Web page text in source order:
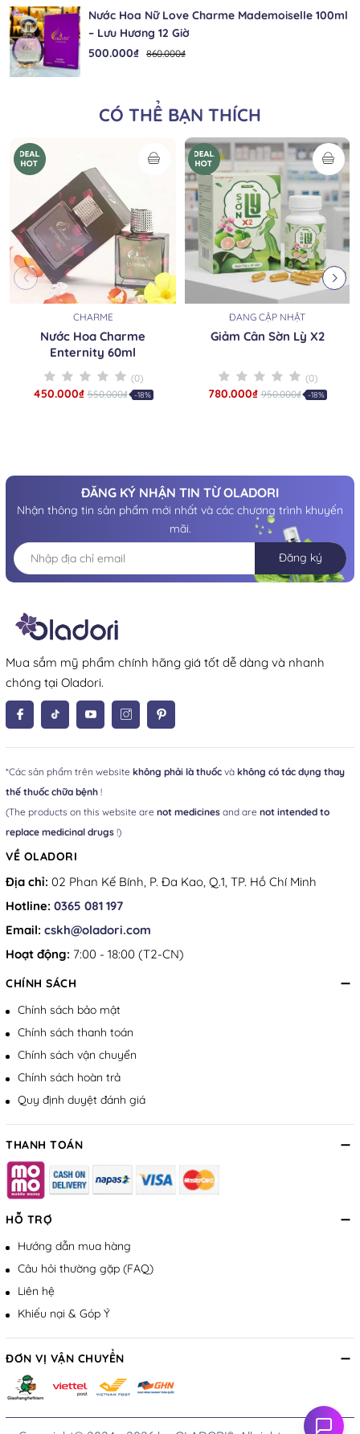
Nước Hoa Nữ Love Charme Mademoiselle 100ml
– Lưu Hương 12 Giờ
500.000₫ 860.000₫
CÓ THỂ BẠN THÍCH
CHARME
Nước Hoa Charme
Enternity 60ml
(0)
450.000₫ 550.000₫ -18%
ĐANG CẬP NHẬT
Giảm Cân Sờn Lỳ X2
(0)
780.000₫ 950.000₫ -18%
ĐĂNG KÝ NHẬN TIN TỪ OLADORI
Nhận thông tin sản phẩm mới nhất và các chương trình khuyến
mãi.
Đăng ký
Mua sắm mỹ phẩm chính hãng giá tốt dễ dàng và nhanh
chóng tại Oladori.
*Các sản phẩm trên website không phải là thuốc và không có tác dụng thay
thế thuốc chữa bệnh !
(The products on this website are not medicines and are not intended to
replace medicinal drugs !)
VỀ OLADORI
Địa chỉ: 02 Phan Kế Bính, P. Đa Kao, Q.1, TP. Hồ Chí Minh
Hotline: 0365 081 197
Email: cskh@oladori.com
Hoạt động: 7:00 - 18:00 (T2-CN)
CHÍNH SÁCH
Chính sách bảo mật
Chính sách thanh toán
Chính sách vận chuyển
Chính sách hoàn trả
Quy định duyệt đánh giá
THANH TOÁN
HỖ TRỢ
Hướng dẫn mua hàng
Câu hỏi thường gặp (FAQ)
Liên hệ
Khiếu nại & Góp Ý
ĐƠN VỊ VẬN CHUYỂN